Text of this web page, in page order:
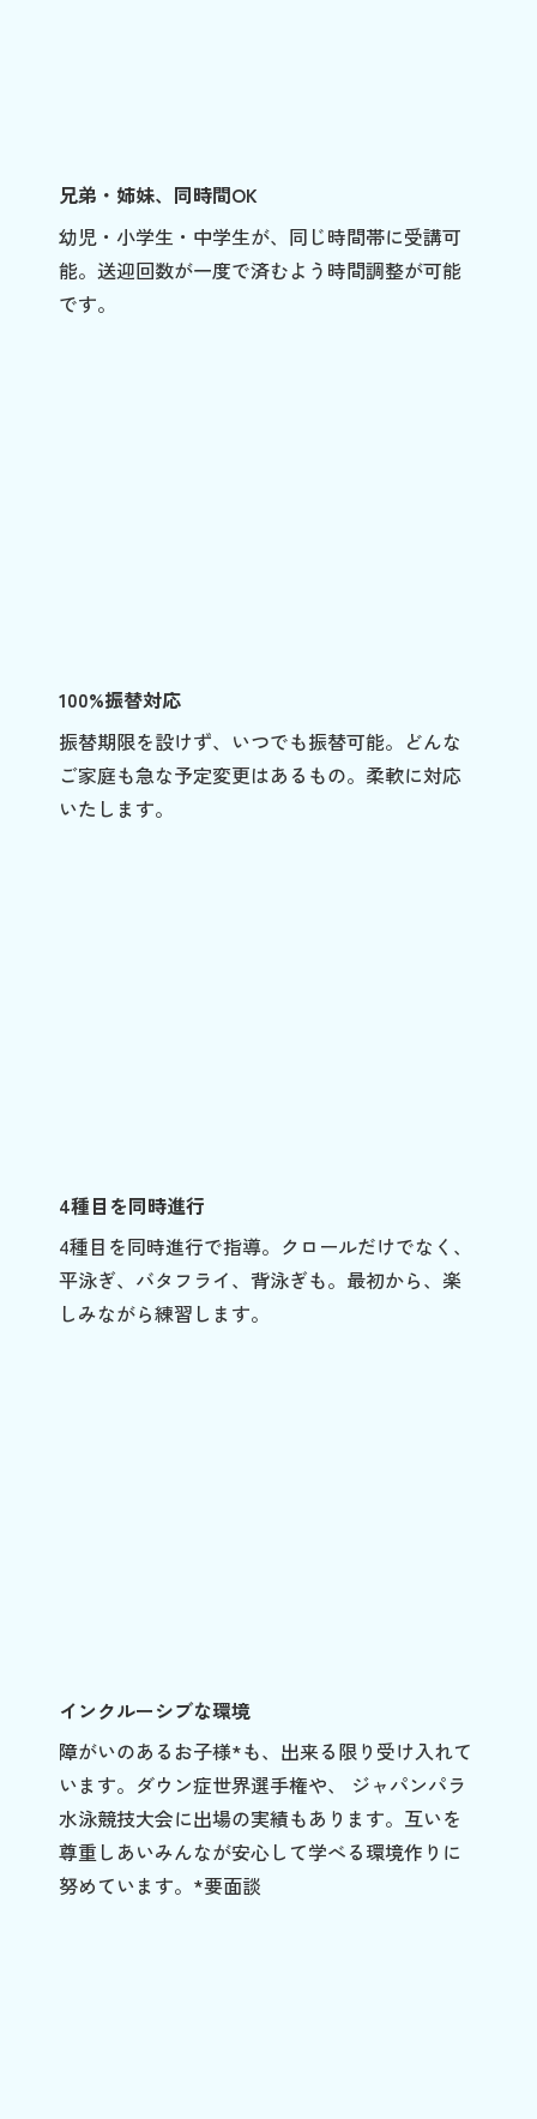
兄弟・姉妹、同時間OK
幼児・小学生・中学生が、同じ時間帯に受講可
能。送迎回数が一度で済むよう時間調整が可能
です。
100%振替対応
振替期限を設けず、いつでも振替可能。どんな
ご家庭も急な予定変更はあるもの。柔軟に対応
いたします。
4種目を同時進行
4種目を同時進行で指導。クロールだけでなく、
平泳ぎ、バタフライ、背泳ぎも。最初から、楽
しみながら練習します。
インクルーシブな環境
障がいのあるお子様*も、出来る限り受け入れて
います。ダウン症世界選手権や、 ジャパンパラ
水泳競技大会に出場の実績もあります。互いを
尊重しあいみんなが安心して学べる環境作りに
努めています。*要面談